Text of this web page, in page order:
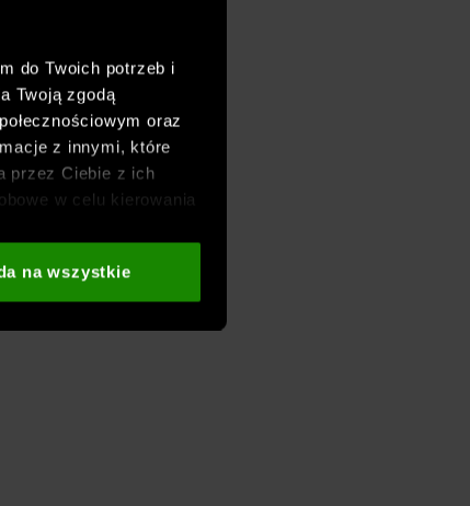
do Twoich potrzeb i
Twoją zgodą
oraz
z innymi, które
przez Ciebie z ich
w celu kierowania
sekcji „Szczegóły”
na wszystkie